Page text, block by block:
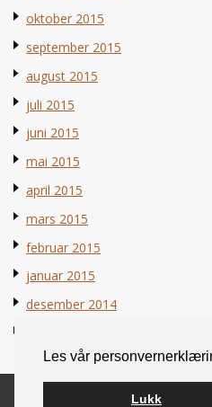
Les vår
Lukk
oktober 2015
september 2015
august 2015
juli 2015
juni 2015
mai 2015
april 2015
mars 2015
februar 2015
januar 2015
desember 2014
© 2026 Norsk